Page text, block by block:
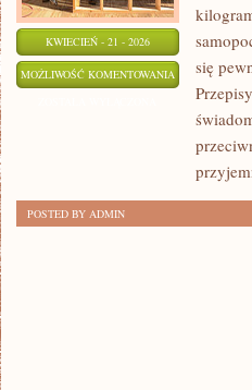
KWIECIEŃ - 21 - 2026
MOŻLIWOŚĆ KOMENTOWANIA PSYCHOLOGIA
ODCHUDZANIA
się
POSTED BY ADMIN